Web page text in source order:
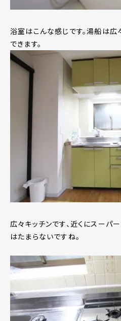
浴室はこんな感じです。湯船は広
できます。
広々キッチンです、近くにスーパ
はたまらないですね。